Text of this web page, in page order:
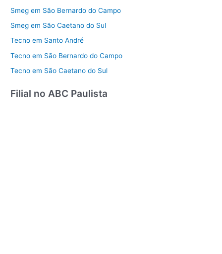
Smeg em São Bernardo do Campo
Smeg em São Caetano do Sul
Tecno em Santo André
Tecno em São Bernardo do Campo
Tecno em São Caetano do Sul
Filial no ABC Paulista